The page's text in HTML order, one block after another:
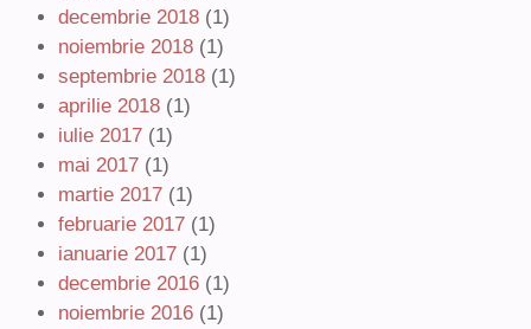
decembrie 2018 (1)
noiembrie 2018 (1)
septembrie 2018 (1)
aprilie 2018 (1)
iulie 2017 (1)
mai 2017 (1)
martie 2017 (1)
februarie 2017 (1)
ianuarie 2017 (1)
decembrie 2016 (1)
noiembrie 2016 (1)